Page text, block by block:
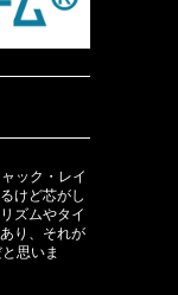
ック・レイ
けど芯がし
ズムやタイ
り、それが
思いま